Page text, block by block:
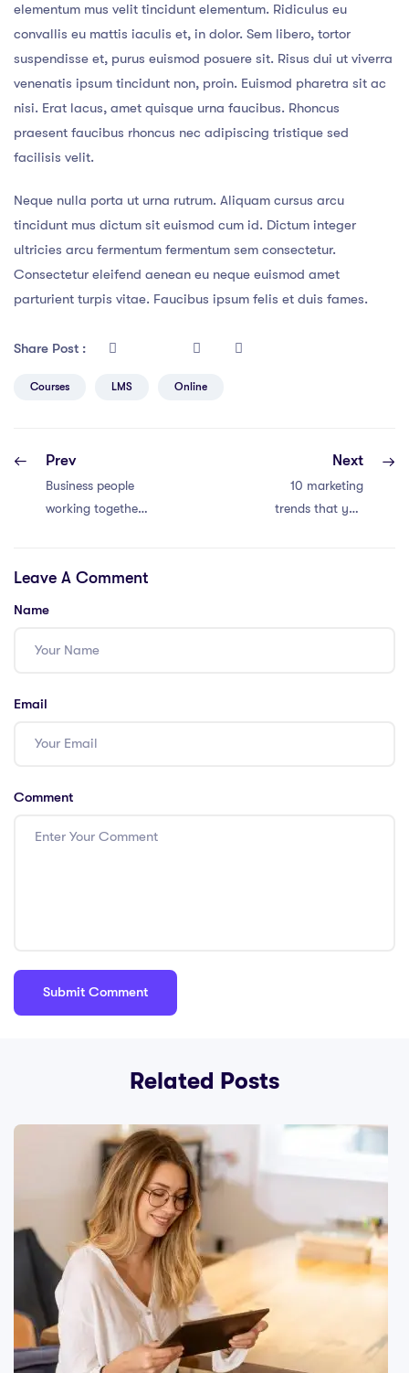
elementum mus velit tincidunt elementum. Ridiculus eu
convallis eu mattis iaculis et, in dolor. Sem libero, tortor
suspendisse et, purus euismod posuere sit. Risus dui ut viverra
venenatis ipsum tincidunt non, proin. Euismod pharetra sit ac
nisi. Erat lacus, amet quisque urna faucibus. Rhoncus
praesent faucibus rhoncus nec adipiscing tristique sed
facilisis velit.
Neque nulla porta ut urna rutrum. Aliquam cursus arcu
tincidunt mus dictum sit euismod cum id. Dictum integer
ultricies arcu fermentum fermentum sem consectetur.
Consectetur eleifend aenean eu neque euismod amet
parturient turpis vitae. Faucibus ipsum felis et duis fames.
Share Post :
Courses LMS Online
Prev
Business people
working together
Next
10 marketing
trends that you
Leave A Comment
Name
Email
Comment
Related Posts